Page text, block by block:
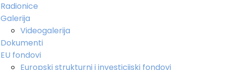
Radionice
Galerija
Videogalerija
Dokumenti
EU fondovi
Europski strukturni i investicijski fondovi